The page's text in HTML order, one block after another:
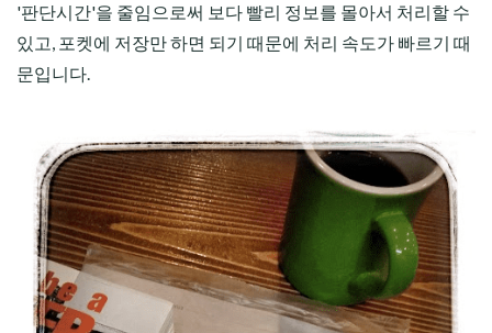
'판단시간'을 줄임으로써 보다 빨리 정보를 몰아서 처리할 수
있고, 포켓에 저장만 하면 되기 때문에 처리 속도가 빠르기 때
문입니다.